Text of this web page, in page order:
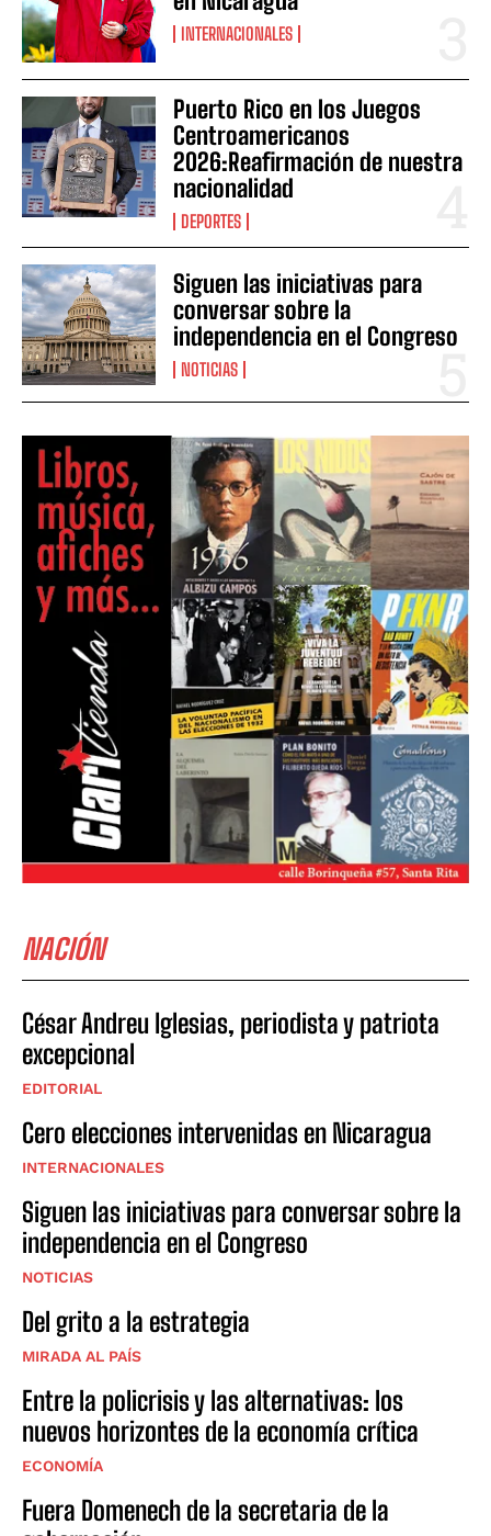
INTERNACIONALES
Puerto Rico en los Juegos
Centroamericanos
2026:Reafirmación de nuestra
nacionalidad
DEPORTES
Siguen las iniciativas para
conversar sobre la
independencia en el Congreso
NOTICIAS
NACIÓN
César Andreu Iglesias, periodista y patriota
excepcional
EDITORIAL
Cero elecciones intervenidas en Nicaragua
INTERNACIONALES
Siguen las iniciativas para conversar sobre la
independencia en el Congreso
NOTICIAS
Del grito a la estrategia
MIRADA AL PAÍS
Entre la policrisis y las alternativas: los
nuevos horizontes de la economía crítica
ECONOMÍA
Fuera Domenech de la secretaria de la